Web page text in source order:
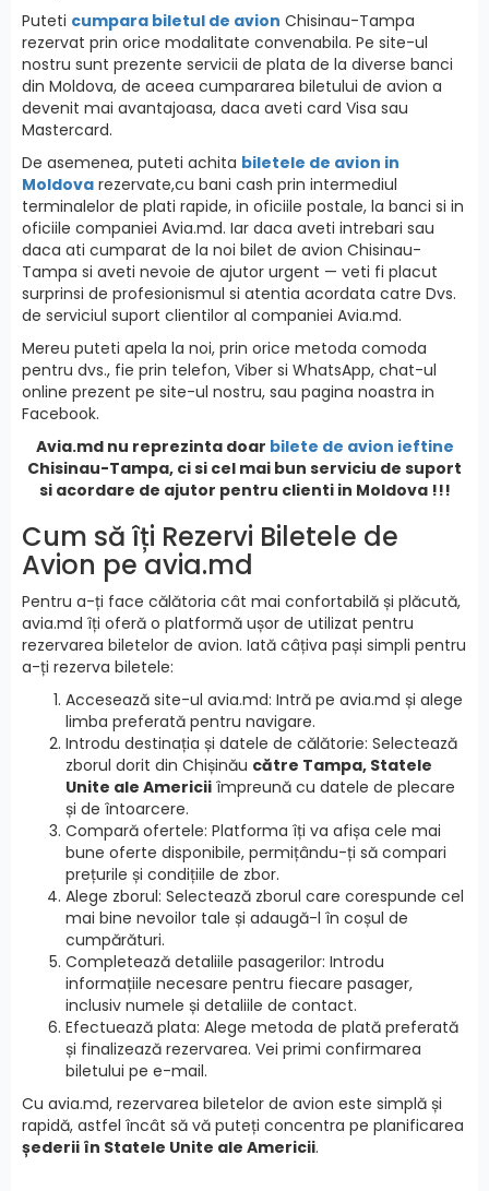
Puteti cumpara biletul de avion Chisinau-Tampa
rezervat prin orice modalitate convenabila. Pe site-ul
nostru sunt prezente servicii de plata de la diverse banci
din Moldova, de aceea cumpararea biletului de avion a
devenit mai avantajoasa, daca aveti card Visa sau
Mastercard.
De asemenea, puteti achita biletele de avion in
Moldova rezervate,cu bani cash prin intermediul
terminalelor de plati rapide, in oficiile postale, la banci si in
oficiile companiei Avia.md. Iar daca aveti intrebari sau
daca ati cumparat de la noi bilet de avion Chisinau-
Tampa si aveti nevoie de ajutor urgent — veti fi placut
surprinsi de profesionismul si atentia acordata catre Dvs.
de serviciul suport clientilor al companiei Avia.md.
Mereu puteti apela la noi, prin orice metoda comoda
pentru dvs., fie prin telefon, Viber si WhatsApp, chat-ul
online prezent pe site-ul nostru, sau pagina noastra in
Facebook.
Avia.md nu reprezinta doar bilete de avion ieftine
Chisinau-Tampa, ci si cel mai bun serviciu de suport
si acordare de ajutor pentru clienti in Moldova !!!
Cum să îți Rezervi Biletele de
Avion pe avia.md
Pentru a-ți face călătoria cât mai confortabilă și plăcută,
avia.md îți oferă o platformă ușor de utilizat pentru
rezervarea biletelor de avion. Iată câțiva pași simpli pentru
a-ți rezerva biletele:
Accesează site-ul avia.md: Intră pe avia.md și alege
limba preferată pentru navigare.
Introdu destinația și datele de călătorie: Selectează
zborul dorit din Chișinău către Tampa, Statele
Unite ale Americii împreună cu datele de plecare
și de întoarcere.
Compară ofertele: Platforma îți va afișa cele mai
bune oferte disponibile, permițându-ți să compari
prețurile și condițiile de zbor.
Alege zborul: Selectează zborul care corespunde cel
mai bine nevoilor tale și adaugă-l în coșul de
cumpărături.
Completează detaliile pasagerilor: Introdu
informațiile necesare pentru fiecare pasager,
inclusiv numele și detaliile de contact.
Efectuează plata: Alege metoda de plată preferată
și finalizează rezervarea. Vei primi confirmarea
biletului pe e-mail.
Cu avia.md, rezervarea biletelor de avion este simplă și
rapidă, astfel încât să vă puteți concentra pe planificarea
șederii în Statele Unite ale Americii.